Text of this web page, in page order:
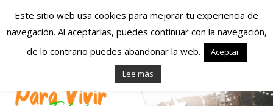
Españoles en
Irlanda – Vivir en
Este sitio web usa cookies para mejorar tu experiencia de
navegación. Al aceptarlas, puedes continuar con la navegación,
de lo contrario puedes abandonar la web.
Aceptar
Lee más